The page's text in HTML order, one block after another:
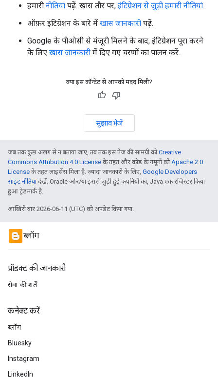
हमारी नीतियां पढ़ें. खास तौर पर, इंटिग्रेशन से जुड़ी हमारी नीतियां.
ऑफ़र इंटिग्रेशन के बारे में खास जानकारी पढ़ें.
Google के पीओसी से मंज़ूरी मिलने के बाद, इंटिग्रेशन पूरा करने
के लिए खास जानकारी में दिए गए चरणों का पालन करें.
क्या इस कॉन्टेंट से आपको मदद मिली?
सुझाव भेजें
जब तक कुछ अलग से न बताया जाए, तब तक इस पेज की सामग्री कोCreative
Commons Attribution 4.0 License के तहत और कोड के नमूनों कोApache 2.0
License के तहत लाइसेंस मिला है. ज़्यादा जानकारी के लिए, Google Developers
साइट नीतियांदेखें. Oracle और/या इससे जुड़ी हुई कंपनियों का, Java एक रजिस्टर किया
हुआ ट्रेडमार्क है.
आखिरी बार 2026-06-11 (UTC) को अपडेट किया गया.
ब्लॉग
प्रॉडक्ट की जानकारी
सेवा की शर्तें
कनेक्ट करें
ब्लॉग
Bluesky
Instagram
LinkedIn